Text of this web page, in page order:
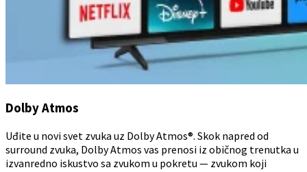
Dolby Atmos
Uđite u novi svet zvuka uz Dolby Atmos®. Skok napred od
surround zvuka, Dolby Atmos vas prenosi iz običnog trenutka u
izvanredno iskustvo sa zvukom u pokretu — zvukom koji